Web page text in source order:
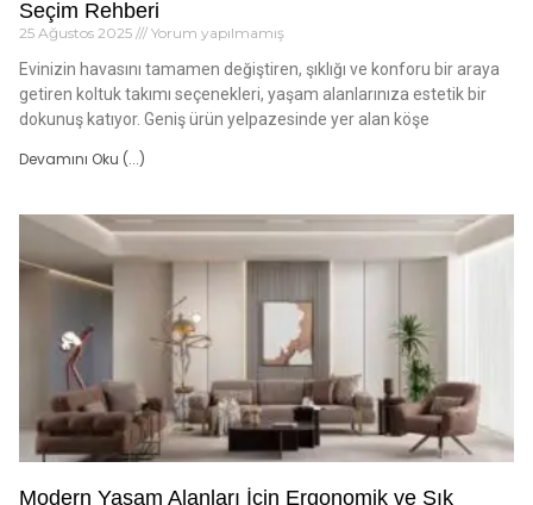
Seçim Rehberi
25 Ağustos 2025 Yorum yapılmamış
Evinizin havasını tamamen değiştiren, şıklığı ve konforu bir araya
getiren koltuk takımı seçenekleri, yaşam alanlarınıza estetik bir
dokunuş katıyor. Geniş ürün yelpazesinde yer alan köşe
Devamını Oku (...)
Modern Yaşam Alanları İçin Ergonomik ve Şık